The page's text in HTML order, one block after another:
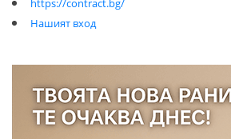
https://contract.bg/
Нашият вход